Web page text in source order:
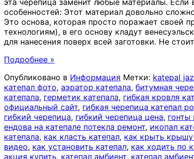
особенностей: Этот материал довольно
Это основа, которая просто поражает своей
технологиям), в его основу кладут
для нанесения поверх всей заготовки. Не
Подробнее »
Опубликовано в Информация Метки: katepal
катепал фото, аэратор катепала, битумная
катепала, герметик катепала, гибкая кровля
официальный сайт, гибкая черепица катепал
гибкий черепица, гибкий черепица цена, гонты
ендова на катепале потекла ремонт, икопал
катепала, как класть катепал, как крыть крышу
видео, как установить катепал, как ходить по
акция купить, катепал амбиент, катепал